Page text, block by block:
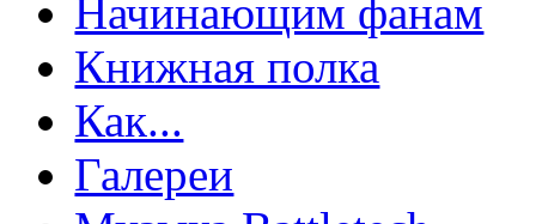
Начинающим фанам
Книжная полка
Как...
Галереи